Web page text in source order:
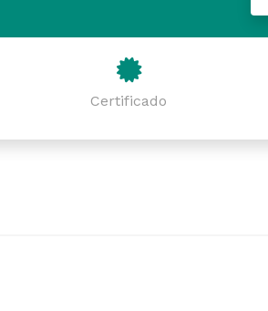
Certificado